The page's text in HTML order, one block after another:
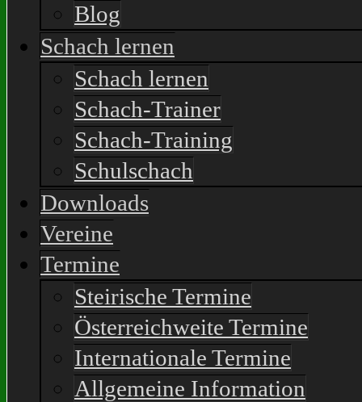
Blog
Schach lernen
Schach lernen
Schach-Trainer
Schach-Training
Schulschach
Downloads
Vereine
Termine
Steirische Termine
Österreichweite Termine
Internationale Termine
Allgemeine Information